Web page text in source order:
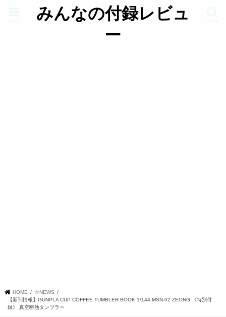
みんなの付録レビュ
ー
HOME
☆NEWS
【新刊情報】GUNPLA CUP COFFEE TUMBLER BOOK 1/144 MSN-02 ZEONG 《特別付
録》 真空断熱タンブラー